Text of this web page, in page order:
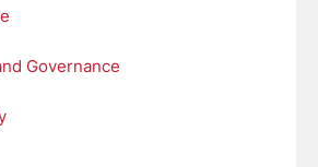
Governance